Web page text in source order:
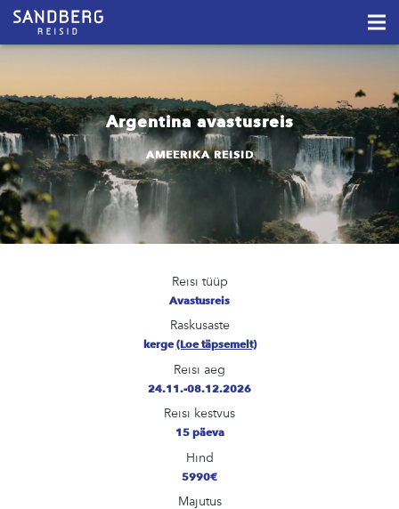
Argentina avastusreis
AMEERIKA REISID
Reisi tüüp
Avastusreis
Raskusaste
kerge(Loe täpsemelt)
Reisi aeg
24.11.-08.12.2026
Reisi kestvus
15 päeva
Hind
5990€
Majutus